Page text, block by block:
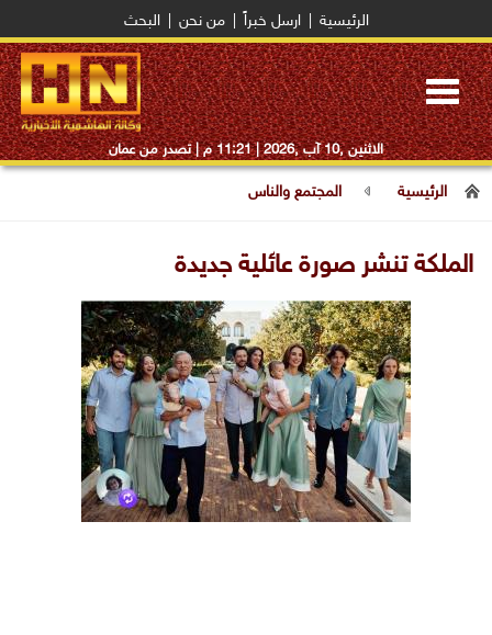
الرئيسية ارسل خبراً من نحن البحث
Toggle
navigation
الاثنين ,10 آب ,2026 | 11:21 م | تصدر من عمان
الرئيسية المجتمع والناس
الملكة تنشر صورة عائلية جديدة